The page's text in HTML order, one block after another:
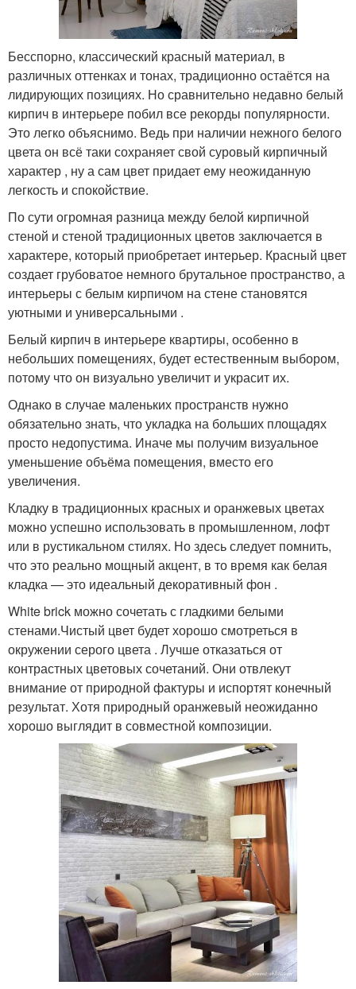
Бесспорно, классический красный материал, в
различных оттенках и тонах, традиционно остаётся на
лидирующих позициях. Но сравнительно недавно белый
кирпич в интерьере побил все рекорды популярности.
Это легко объяснимо. Ведь при наличии нежного белого
цвета он всё таки сохраняет свой суровый кирпичный
характер , ну а сам цвет придает ему неожиданную
легкость и спокойствие.
По сути огромная разница между белой кирпичной
стеной и стеной традиционных цветов заключается в
характере, который приобретает интерьер. Красный цвет
создает грубоватое немного брутальное пространство, а
интерьеры с белым кирпичом на стене становятся
уютными и универсальными .
Белый кирпич в интерьере квартиры, особенно в
небольших помещениях, будет естественным выбором,
потому что он визуально увеличит и украсит их.
Однако в случае маленьких пространств нужно
обязательно знать, что укладка на больших площадях
просто недопустима. Иначе мы получим визуальное
уменьшение объёма помещения, вместо его
увеличения.
Кладку в традиционных красных и оранжевых цветах
можно успешно использовать в промышленном, лофт
или в рустикальном стилях. Но здесь следует помнить,
что это реально мощный акцент, в то время как белая
кладка — это идеальный декоративный фон .
White brick можно сочетать с гладкими белыми
стенами.Чистый цвет будет хорошо смотреться в
окружении серого цвета . Лучше отказаться от
контрастных цветовых сочетаний. Они отвлекут
внимание от природной фактуры и испортят конечный
результат. Хотя природный оранжевый неожиданно
хорошо выглядит в совместной композиции.